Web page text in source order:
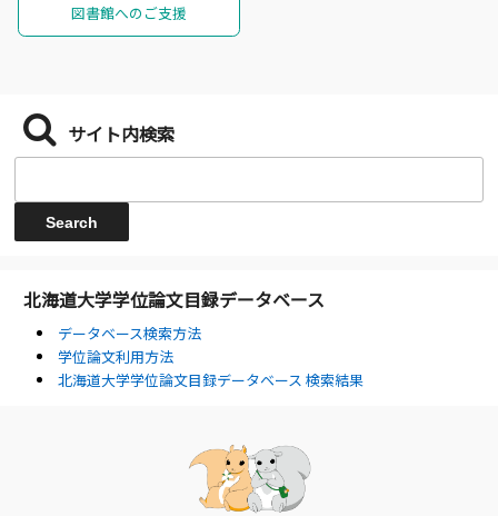
図書館へのご支援
サイト内検索
北海道大学学位論文目録データベース
データベース検索方法
学位論文利用方法
北海道大学学位論文目録データベース 検索結果